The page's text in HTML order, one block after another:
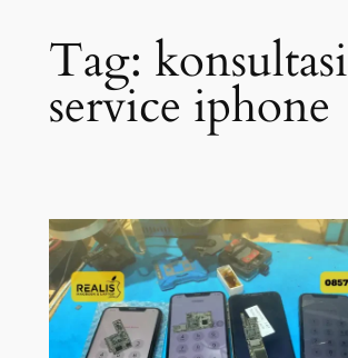
Tag: konsultasi
service iphone